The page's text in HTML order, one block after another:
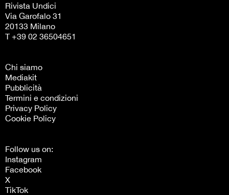
Rivista Undici
Via Garofalo 31
20133 Milano
T +39 02 36504651
Chi siamo
Mediakit
Pubblicità
Termini e condizioni
Privacy Policy
Cookie Policy
Follow us on:
Instagram
Facebook
X
TikTok